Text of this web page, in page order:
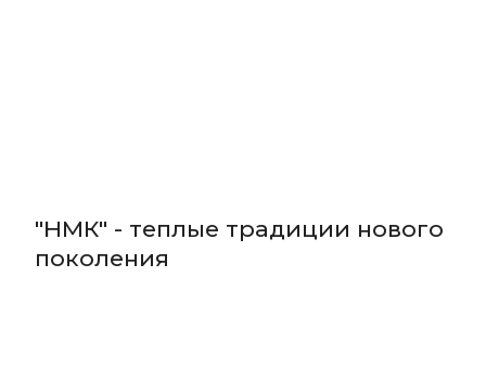
"НМК" - теплые традиции нового
поколения